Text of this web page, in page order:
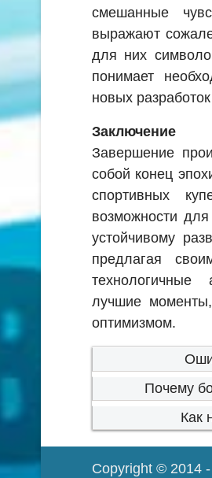
смешанные
выражают
для них
понимает
новых
Заключение
Завершение
собой конец
спортивных
возможности
устойчивому
предлагая
технологичные
лучшие
оптимизмом.
Почему
Как
Copyright © 2014